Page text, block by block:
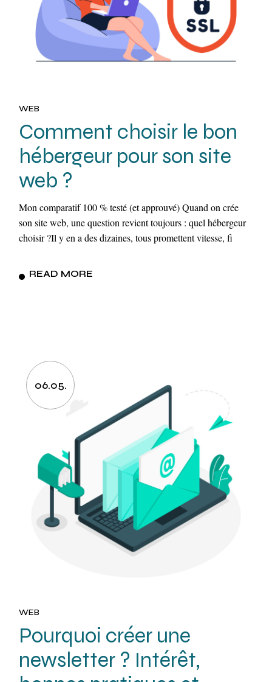
WEB
Comment choisir le bon
hébergeur pour son site
web ?
Mon comparatif 100 % testé (et approuvé) Quand on crée
son site web, une question revient toujours : quel hébergeur
choisir ?Il y en a des dizaines, tous promettent vitesse, fi
READ MORE
06.05.
WEB
Pourquoi créer une
newsletter ? Intérêt,